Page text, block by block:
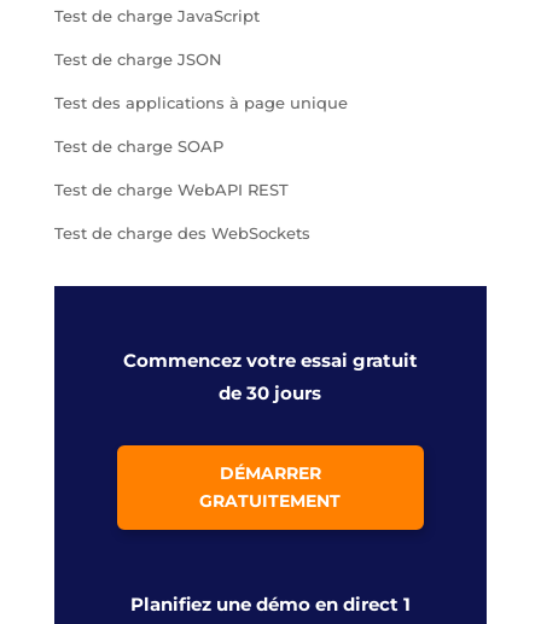
Test de charge JavaScript
Test de charge JSON
Test des applications à page unique
Test de charge SOAP
Test de charge WebAPI REST
Test de charge des WebSockets
Commencez votre essai gratuit
de 30 jours
DÉMARRER
GRATUITEMENT
Planifiez une démo en direct 1